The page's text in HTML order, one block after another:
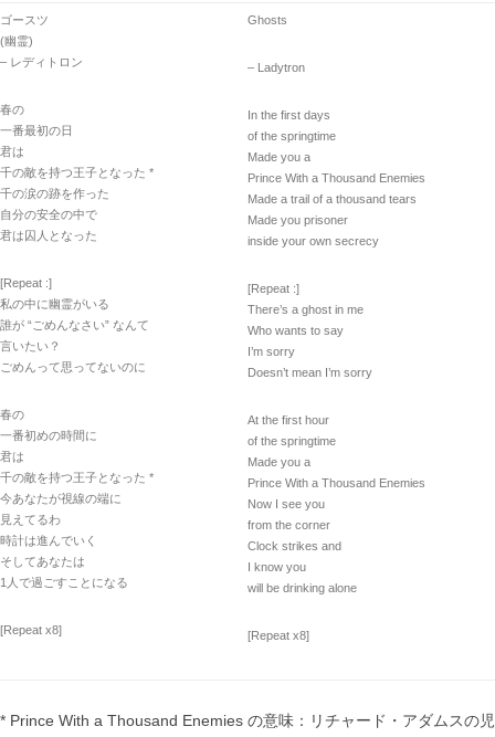
ゴースツ
(幽霊)
– レディトロン
春の
一番最初の日
君は
千の敵を持つ王子となった *
千の涙の跡を作った
自分の安全の中で
君は囚人となった
[Repeat :]
私の中に幽霊がいる
誰が “ごめんなさい” なんて
言いたい？
ごめんって思ってないのに
春の
一番初めの時間に
君は
千の敵を持つ王子となった *
今あなたが視線の端に
見えてるわ
時計は進んでいく
そしてあなたは
1人で過ごすことになる
[Repeat x8]
Ghosts
– Ladytron
In the first days
of the springtime
Made you a
Prince With a Thousand Enemies
Made a trail of a thousand tears
Made you prisoner
inside your own secrecy
[Repeat :]
There’s a ghost in me
Who wants to say
I’m sorry
Doesn’t mean I’m sorry
At the first hour
of the springtime
Made you a
Prince With a Thousand Enemies
Now I see you
from the corner
Clock strikes and
I know you
will be drinking alone
[Repeat x8]
* Prince With a Thousand Enemies の意味：リチャード・アダムスの児